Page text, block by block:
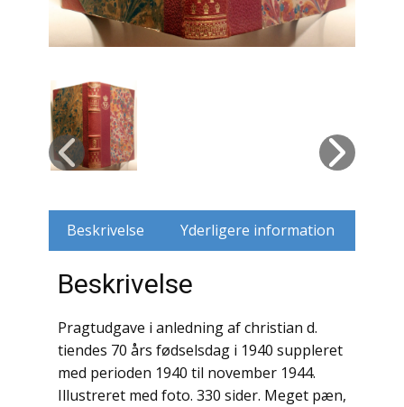
Historie
Hobby
Hus / Have
Husdyr
Jagt
Jernbaner
Kirkehistorie / Religion
Krige / Slag
Krop / Sind
Kunst
Beskrivelse Yderligere information
Beskrivelse
Pragtudgave i anledning af christian d.
tiendes 70 års fødselsdag i 1940 suppleret
med perioden 1940 til november 1944.
Illustreret med foto. 330 sider. Meget pæn,